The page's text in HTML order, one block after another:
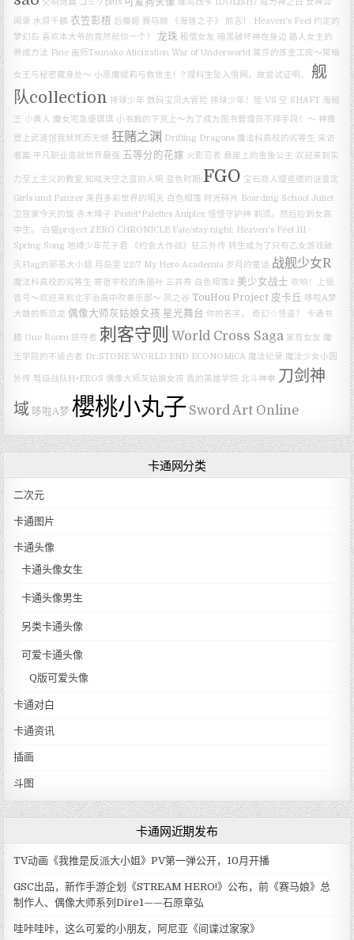
闻录 水原千鶴 衣笠彰梧 后藤姬 赛马娘 《海兽之子》 前言！ Heaven's Feel 约定的
梦幻岛 喜欢本大爷的竟然就你一个？ 龙珠 租借女友 暗黑破坏神在身边 路人女主的
养成方法 Fine 画师Tsunako Alicization War of Underworld 莱莎的炼金工房～常暗
女王与秘密藏身处～ 小恶魔缇莉与救世主！? 理科生坠入情网，故尝试证明。
舰
队collection 排球少年 数码宝贝大冒险 排球少年！陸 VS 空 SHAFT 海贼
王 小黄人 魔女宅急便琪琪 小书痴的下克上～为了成为图书管理员不择手段！～ 神推
登上武道馆我就死而无憾 狂赌之渊 Drifting Dragons 魔法科高校的劣等生 来访
者篇 平凡职业造就世界最强 五等分的花嫁 火影忍者 悬崖上的金鱼公主 欢迎来到实
力至上主义的教室 知晓天空之蓝的人啊 蓝色时期 FGO 宝石商人理查德的谜鉴定
Girls und Panzer 来自多彩世界的明天 白色相簿 时光碎片 Boarding School Juliet
卫宫家今天的饭 赤木晴子 Pastel*Palettes Aniplex 怪怪守护神 剃须。然后捡到女高
中生。
白猫project ZERO CHRONICLE Fate/stay night: Heaven’s Feel III -
Spring Song 地缚少年花子君 《约会大作战》狂三外传 转生成为了只有乙女游戏破
灭Flag的邪恶大小姐 月岛雯 22/7 My Hero Academia 岁月的童话 战舰少女R
魔法科高校的劣等生 寄宿学校的朱丽叶 三井寿 白色相簿2 美少女战士 吹响！上低
音号～欢迎来到北宇治高中吹奏乐部～ 风之谷 TouHou Project 皮卡丘 哆啦A梦
大雄的新恐龙 偶像大师灰姑娘女孩 星光舞台 你的名字。 奇幻☆怪盗？ 卡通书
籍 One Room 掠夺者 刺客守则 World Cross Saga 家有女友 魔
王学院的不适合者 Dr.STONE WORLD END ECONOMiCA 魔法纪录:魔法少女小圆
外传 弩级战队H×EROS 偶像大师灰姑娘女孩 我的英雄学院 北斗神拳 刀剑神
域 哆啦A梦 櫻桃小丸子 Sword Art Online
卡通网分类
二次元
卡通图片
卡通头像
卡通头像女生
卡通头像男生
另类卡通头像
可爱卡通头像
Q版可爱头像
卡通对白
卡通资讯
插画
斗图
卡通网近期发布
TV动画《我推是反派大小姐》PV第一弹公开，10月开播
GSC出品，新作手游企划《STREAM HERO!》公布，前《赛马娘》总
制作人、偶像大师系列Dire1——石原章弘
哇咔哇咔，这么可爱的小朋友，阿尼亚《间谍过家家》